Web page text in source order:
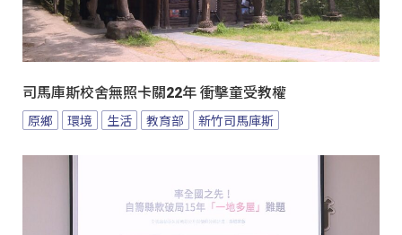
司馬庫斯校舍無照卡關22年 衝擊童受教權
原鄉 環境 生活 教育部 新竹司馬庫斯